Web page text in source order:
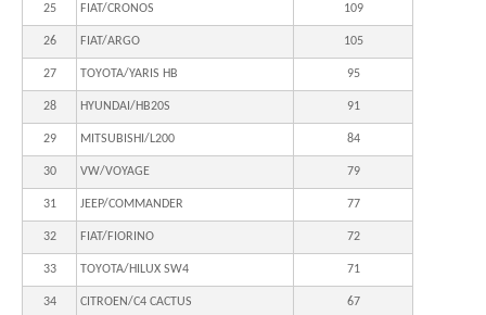
25 FIAT/CRONOS 109
26 FIAT/ARGO 105
27 TOYOTA/YARIS HB 95
28 HYUNDAI/HB20S 91
29 MITSUBISHI/L200 84
30 VW/VOYAGE 79
31 JEEP/COMMANDER 77
32 FIAT/FIORINO 72
33 TOYOTA/HILUX SW4 71
34 CITROEN/C4 CACTUS 67